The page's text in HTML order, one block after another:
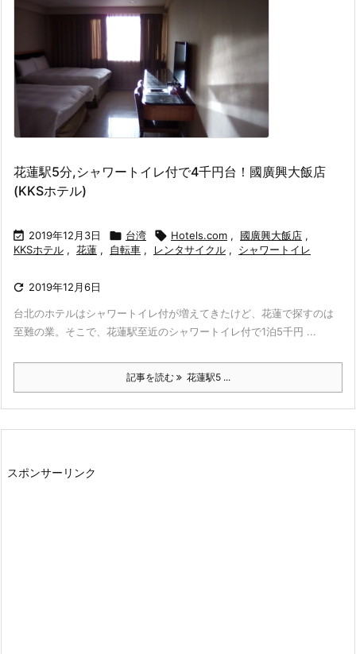
花蓮駅5分,シャワートイレ付で4千円台！國廣興大飯店
(KKSホテル)
 2019年12月3日  台湾  Hotels.com , 國廣興大飯店 ,
KKSホテル , 花蓮 , 自転車 , レンタサイクル , シャワートイレ
 2019年12月6日
台北のホテルはシャワートイレ付が増えてきたけど、花蓮で探すのは
至難の業。そこで、花蓮駅至近のシャワートイレ付で1泊5千円 ...
記事を読む 花蓮駅5 ...
スポンサーリンク